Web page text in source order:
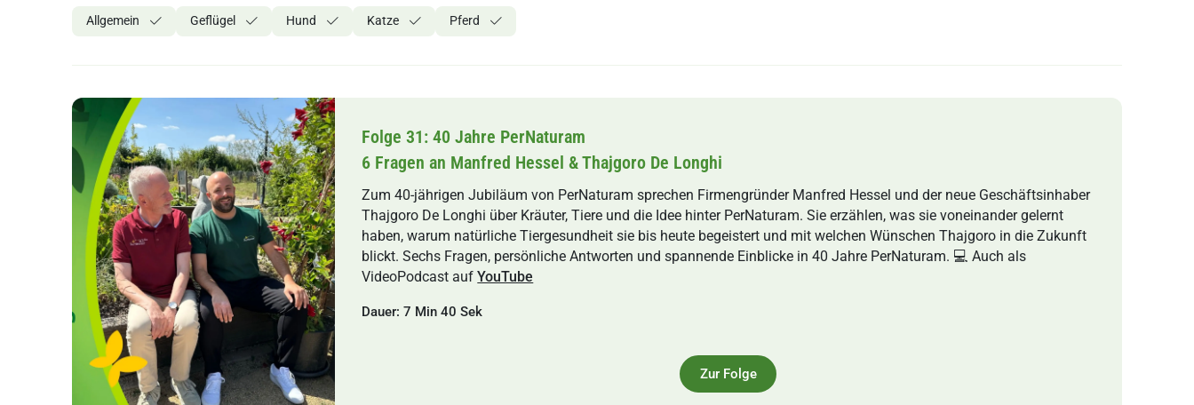
Allgemein Geflügel Hund Katze Pferd
Folge 31: 40 Jahre PerNaturam
6 Fragen an Manfred Hessel & Thajgoro De Longhi
Zum 40-jährigen Jubiläum von PerNaturam sprechen Firmengründer Manfred Hessel und der neue Geschäftsinhaber
Thajgoro De Longhi über Kräuter, Tiere und die Idee hinter PerNaturam. Sie erzählen, was sie voneinander gelernt
haben, warum natürliche Tiergesundheit sie bis heute begeistert und mit welchen Wünschen Thajgoro in die Zukunft
blickt. Sechs Fragen, persönliche Antworten und spannende Einblicke in 40 Jahre PerNaturam. 💻 Auch als
VideoPodcast aufYouTube
Dauer: 7 Min 40 Sek
Zur Folge